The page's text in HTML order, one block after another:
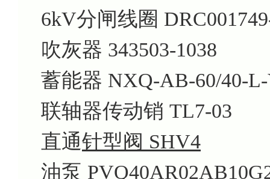
6kV分闸线圈
吹灰器 343503-1038
蓄能器 NXQ-AB-60/40-
联轴器传动销 TL7-03
直通针型阀 SHV4
油泵